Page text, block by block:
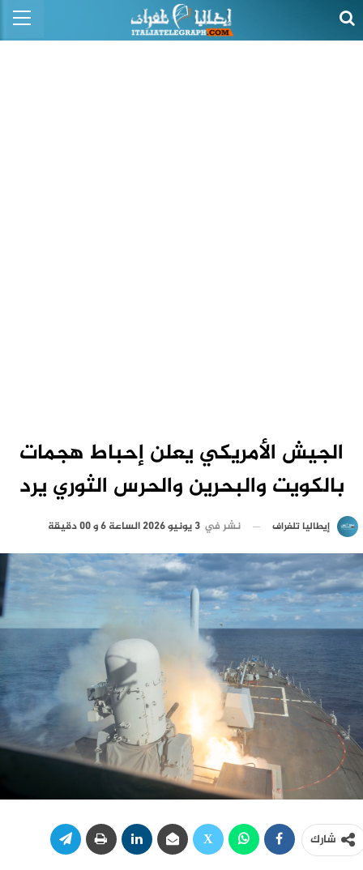
الجيش الأمريكي يعلن إحباط هجمات
بالكويت والبحرين والحرس الثوري يرد
إيطاليا تلغراف نشر في 3 يونيو 2026 الساعة 6 و 00 دقيقة
شارك